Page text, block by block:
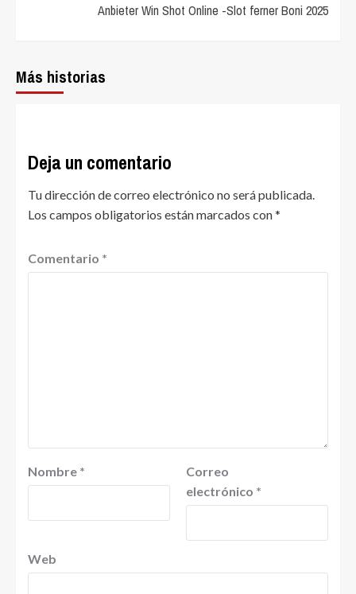
Anbieter Win Shot Online -Slot ferner Boni 2025
Más historias
Deja un comentario
Tu dirección de correo electrónico no será publicada.
Los campos obligatorios están marcados con*
Comentario *
Nombre *
Correo
electrónico *
Web